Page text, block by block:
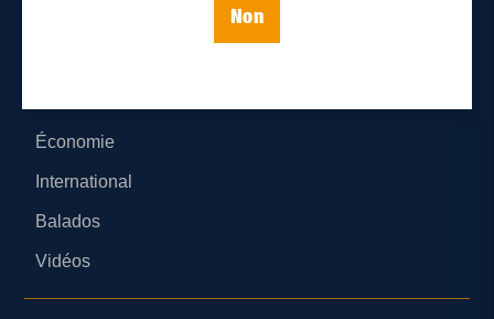
Non
Économie
International
Balados
Vidéos